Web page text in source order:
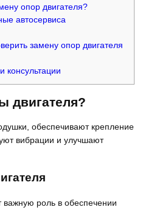
опор двигателя?
автосервиса
замену опор двигателя
консультации
двигателя?
обеспечивают крепление
вибрации и улучшают
роль в обеспечении